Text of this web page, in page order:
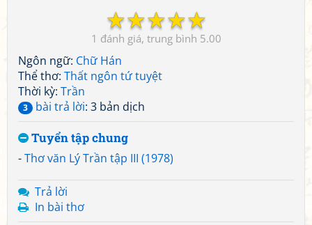
☆
☆
☆
☆
☆
1 5.00
Ngôn ngữ: Chữ Hán
Thể thơ: Thất ngôn tứ tuyệt
Thời kỳ: Trần
3 bài trả lời: 3 bản dịch
Tuyển tập chung
-Thơ văn Lý Trần tập III (1978)
Trả lời
In bài thơ